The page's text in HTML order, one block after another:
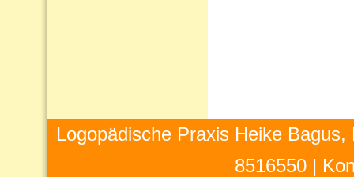
Logopädische Praxis Heike
8516550 |